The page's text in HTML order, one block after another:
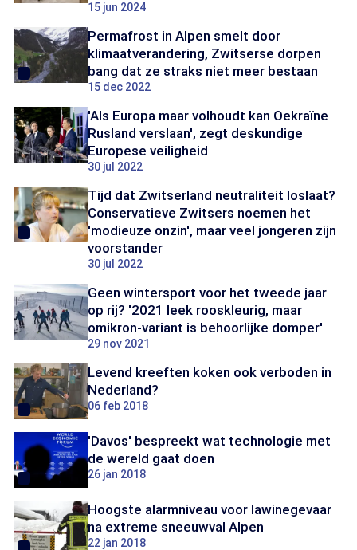
15 jun 2024
Permafrost in Alpen smelt door
klimaatverandering, Zwitserse dorpen
bang dat ze straks niet meer bestaan
15 dec 2022
'Als Europa maar volhoudt kan Oekraïne
Rusland verslaan', zegt deskundige
Europese veiligheid
30 jul 2022
Tijd dat Zwitserland neutraliteit loslaat?
Conservatieve Zwitsers noemen het
'modieuze onzin', maar veel jongeren zijn
voorstander
30 jul 2022
Geen wintersport voor het tweede jaar
op rij? '2021 leek rooskleurig, maar
omikron-variant is behoorlijke domper'
29 nov 2021
Levend kreeften koken ook verboden in
Nederland?
06 feb 2018
'Davos' bespreekt wat technologie met
de wereld gaat doen
26 jan 2018
Hoogste alarmniveau voor lawinegevaar
na extreme sneeuwval Alpen
22 jan 2018